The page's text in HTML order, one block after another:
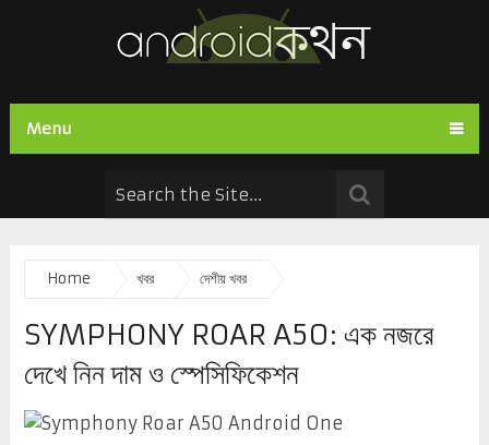
Menu
Home খবর দেশীয় খবর
SYMPHONY ROAR A50: এক নজরে
দেখে নিন দাম ও স্পেসিফিকেশন